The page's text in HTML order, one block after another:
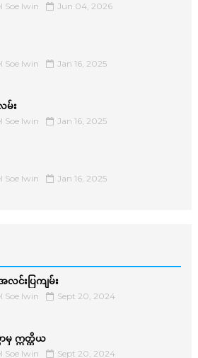
Soe lwin Jun 04, 2026
Soe lwin Jan 16, 2025
မ်း
Soe lwin Jan 16, 2025
Soe lwin Jan 16, 2025
လင်းပြကျမ်း
Soe lwin Sept 20, 2024
ာမှ ဣတ္ထိယ
Soe lwin Sept 20, 2024